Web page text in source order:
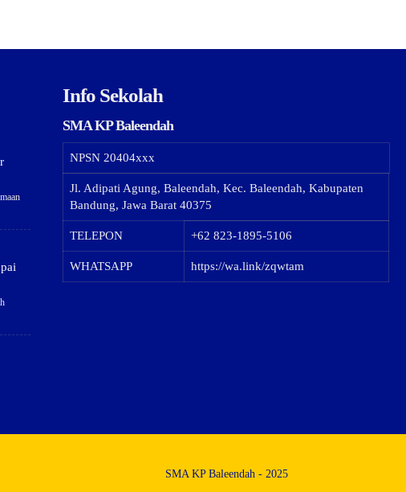
Info Sekolah
SMA KP Baleendah
NPSN 20404xxx
Jl. Adipati Agung, Baleendah, Kec. Baleendah, Kabupaten
Bandung, Jawa Barat 40375
TELEPON +62 823-1895-5106
WHATSAPP https://wa.link/zqwtam
SMA KP Baleendah - 2025